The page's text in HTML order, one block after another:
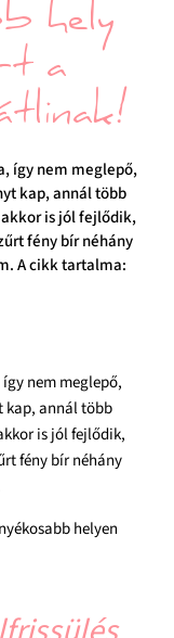
hely
a
így nem meglepő,
kap, annál több
is jól fejlődik,
fény bír néhány
A cikk tartalma:
nem meglepő,
kap, annál több
is jól fejlődik,
fény bír néhány
helyen